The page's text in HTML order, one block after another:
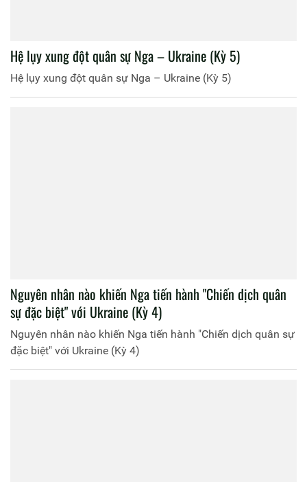
Hệ lụy xung đột quân sự Nga – Ukraine (Kỳ 5)
Hệ lụy xung đột quân sự Nga – Ukraine (Kỳ 5)
Nguyên nhân nào khiến Nga tiến hành "Chiến dịch quân
sự đặc biệt" với Ukraine (Kỳ 4)
Nguyên nhân nào khiến Nga tiến hành "Chiến dịch quân sự
đặc biệt" với Ukraine (Kỳ 4)